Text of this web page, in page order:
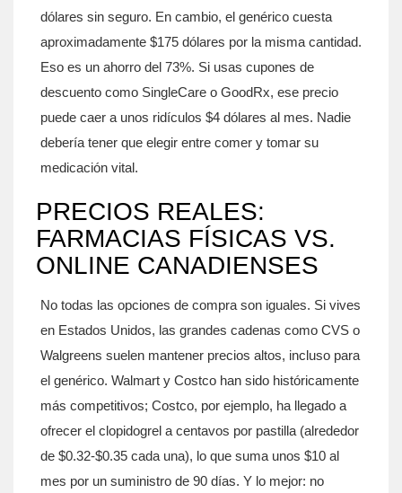
dólares sin seguro. En cambio, el genérico cuesta
aproximadamente $175 dólares por la misma cantidad.
Eso es un ahorro del 73%. Si usas cupones de
descuento como SingleCare o GoodRx, ese precio
puede caer a unos ridículos $4 dólares al mes. Nadie
debería tener que elegir entre comer y tomar su
medicación vital.
PRECIOS REALES:
FARMACIAS FÍSICAS VS.
ONLINE CANADIENSES
No todas las opciones de compra son iguales. Si vives
en Estados Unidos, las grandes cadenas como CVS o
Walgreens suelen mantener precios altos, incluso para
el genérico. Walmart y Costco han sido históricamente
más competitivos; Costco, por ejemplo, ha llegado a
ofrecer el clopidogrel a centavos por pastilla (alrededor
de $0.32-$0.35 cada una), lo que suma unos $10 al
mes por un suministro de 90 días. Y lo mejor: no